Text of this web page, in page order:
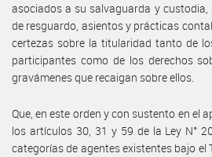
asociados a su salvaguarda y
de resguardo, asientos y prácticas
certezas sobre la titularidad tanto de
participantes como de los derechos
gravámenes que recaigan sobre ellos.
Que, en este orden y con sustento en el
los artículos 30, 31 y 59 de la Ley N°
categorías de agentes existentes bajo el